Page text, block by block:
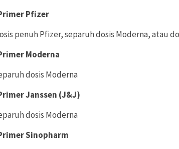
Pfizer
penuh Pfizer, separuh dosis Moderna, atau
Moderna
dosis Moderna
Janssen (J&J)
dosis Moderna
Sinopharm